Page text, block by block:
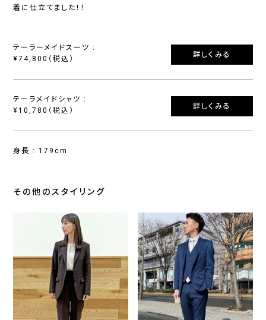
着に仕立てました！！
テーラーメイドスーツ :
¥74,800（税込）
詳しくみる
テーラメイドシャツ :
¥10,780（税込）
詳しくみる
身長 : 179cm
その他のスタイリング